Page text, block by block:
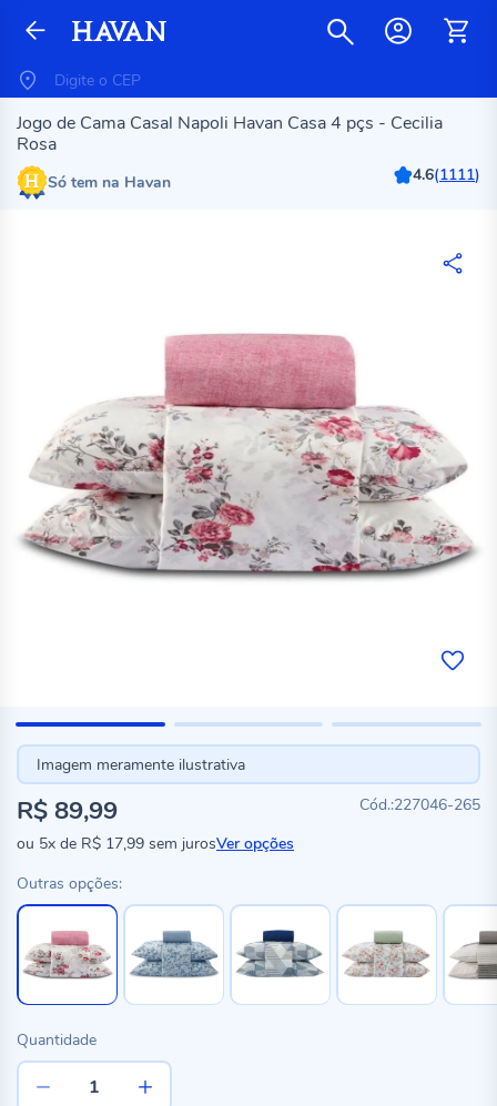
Jogo de Cama Casal Napoli Havan Casa 4 pçs - Cecilia
Rosa
Só tem na Havan 4.6(1111)
Imagem meramente ilustrativa
227046-265
R$ 89,99
ou 5x de R$ 17,99 sem jurosVer opções
Outras opções:
Quantidade